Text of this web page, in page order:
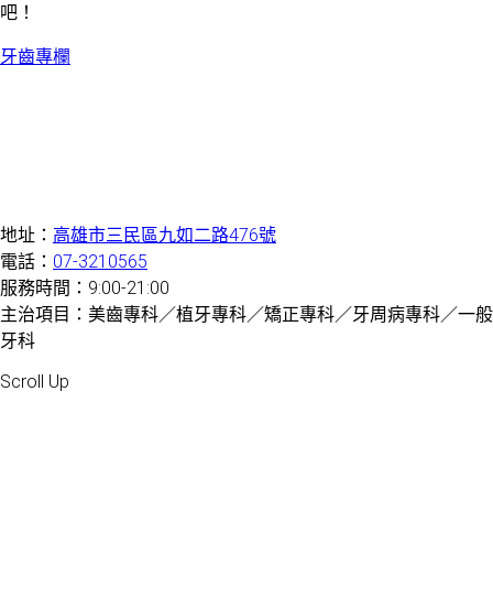
吧！
牙齒專欄
地址： 高雄市三民區九如二路476號
電話： 07-3210565
服務時間：9:00-21:00
主治項目：美齒專科／植牙專科／矯正專科／牙周病專科／一般
牙科
Scroll Up